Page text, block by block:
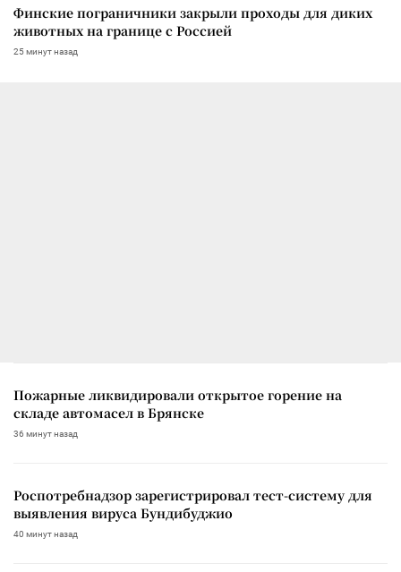
Финские пограничники закрыли проходы для диких
животных на границе с Россией
25 минут назад
Пожарные ликвидировали открытое горение на
складе автомасел в Брянске
36 минут назад
Роспотребнадзор зарегистрировал тест-систему для
выявления вируса Бундибуджио
40 минут назад